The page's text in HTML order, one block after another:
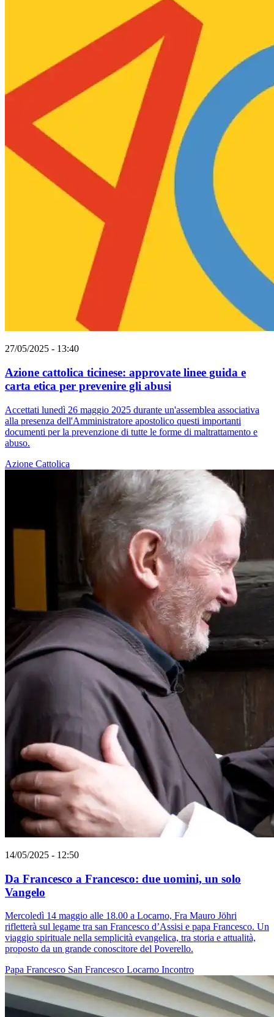
27/05/2025 - 13:40
Azione cattolica ticinese: approvate linee guida e
carta etica per prevenire gli abusi
Accettati lunedì 26 maggio 2025 durante un'assemblea associativa
alla presenza dell'Amministratore apostolico questi importanti
documenti per la prevenzione di tutte le forme di maltrattamento e
abuso.
Azione Cattolica
14/05/2025 - 12:50
Da Francesco a Francesco: due uomini, un solo
Vangelo
Mercoledì 14 maggio alle 18.00 a Locarno, Fra Mauro Jöhri
rifletterà sul legame tra san Francesco d’Assisi e papa Francesco. Un
viaggio spirituale nella semplicità evangelica, tra storia e attualità,
proposto da un grande conoscitore del Poverello.
Papa Francesco San Francesco Locarno Incontro